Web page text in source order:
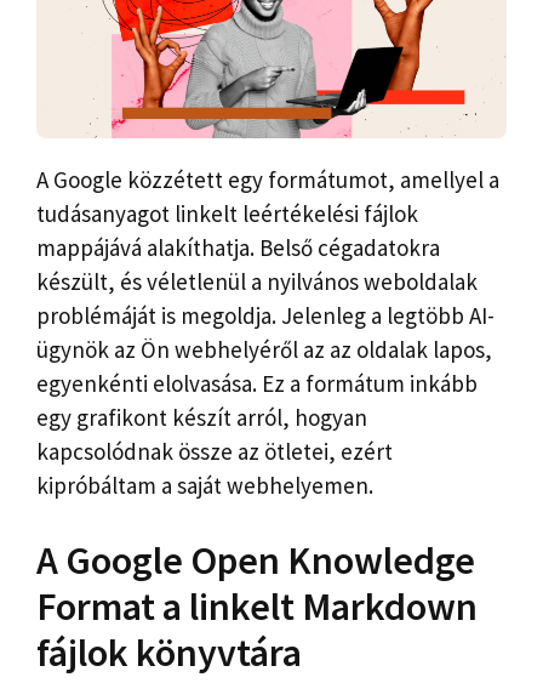
A Google közzétett egy formátumot, amellyel a
tudásanyagot linkelt leértékelési fájlok
mappájává alakíthatja. Belső cégadatokra
készült, és véletlenül a nyilvános weboldalak
problémáját is megoldja. Jelenleg a legtöbb AI-
ügynök az Ön webhelyéről az az oldalak lapos,
egyenkénti elolvasása. Ez a formátum inkább
egy grafikont készít arról, hogyan
kapcsolódnak össze az ötletei, ezért
kipróbáltam a saját webhelyemen.
A Google Open Knowledge
Format a linkelt Markdown
fájlok könyvtára